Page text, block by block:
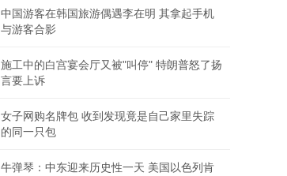
中国游客在韩国旅游偶遇李在明 其拿起手机
与游客合影
施工中的白宫宴会厅又被"叫停" 特朗普怒了扬
言要上诉
女子网购名牌包 收到发现竟是自己家里失踪
的同一只包
牛弹琴：中东迎来历史性一天 美国以色列肯